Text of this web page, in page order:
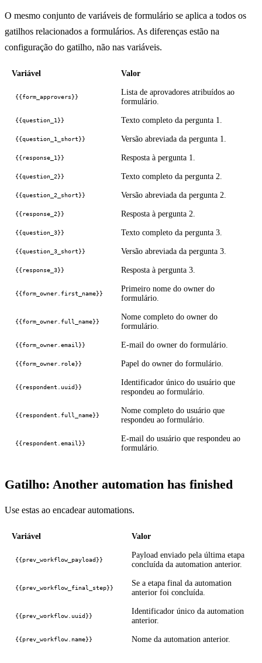
O mesmo conjunto de variáveis de formulário se aplica a todos os
gatilhos relacionados a formulários. As diferenças estão na
configuração do gatilho, não nas variáveis.
Variável Valor
{{form_approvers}}
Lista de aprovadores atribuídos ao
formulário.
{{question_1}} Texto completo da pergunta 1.
{{question_1_short}} Versão abreviada da pergunta 1.
{{response_1}} Resposta à pergunta 1.
{{question_2}} Texto completo da pergunta 2.
{{question_2_short}} Versão abreviada da pergunta 2.
{{response_2}} Resposta à pergunta 2.
{{question_3}} Texto completo da pergunta 3.
{{question_3_short}} Versão abreviada da pergunta 3.
{{response_3}} Resposta à pergunta 3.
{{form_owner.first_name}}
Primeiro nome do owner do
formulário.
{{form_owner.full_name}}
Nome completo do owner do
formulário.
{{form_owner.email}} E-mail do owner do formulário.
{{form_owner.role}} Papel do owner do formulário.
{{respondent.uuid}}
Identificador único do usuário que
respondeu ao formulário.
{{respondent.full_name}}
Nome completo do usuário que
respondeu ao formulário.
{{respondent.email}}
E-mail do usuário que respondeu ao
formulário.
Gatilho: Another automation has finished
Use estas ao encadear automations.
Variável Valor
{{prev_workflow_payload}}
Payload enviado pela última etapa
concluída da automation anterior.
{{prev_workflow_final_step}}
Se a etapa final da automation
anterior foi concluída.
{{prev_workflow.uuid}}
Identificador único da automation
anterior.
{{prev_workflow.name}} Nome da automation anterior.